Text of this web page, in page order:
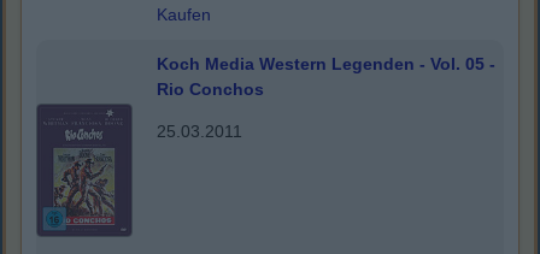
Kaufen
Koch Media Western Legenden - Vol. 05 -
Rio Conchos
25.03.2011